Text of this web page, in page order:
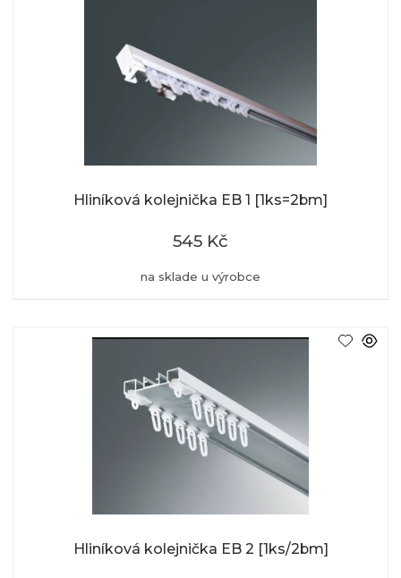
Hliníková kolejnička EB 1 [1ks=2bm]
na sklade u výrobce
545 Kč
Hliníková kolejnička EB 2 [1ks/2bm]